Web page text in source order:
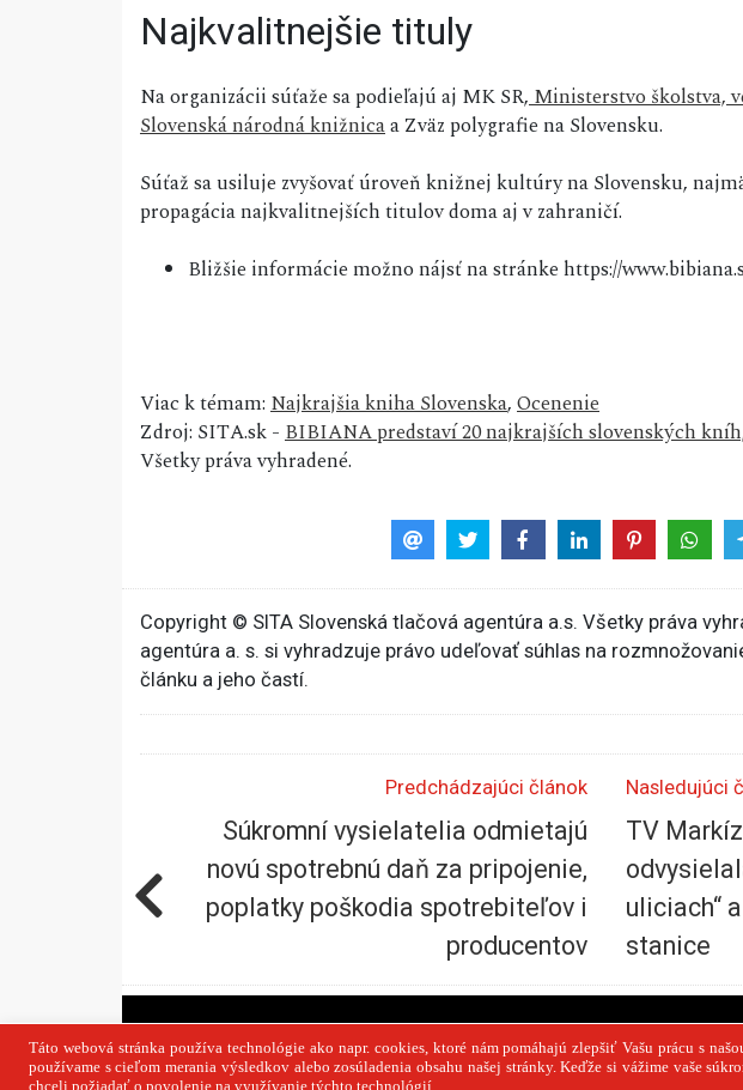
Najkvalitnejšie tituly
Na organizácii súťaže sa podieľajú aj MK SR,Ministerstvo školstva,
Slovenská národná knižnicaa Zväz polygrafie na Slovensku.
Súťaž sa usiluje zvyšovať úroveň knižnej kultúry na Slovensku,
propagácia najkvalitnejších titulov doma aj v zahraničí.
Bližšie informácie možno nájsť na stránke https://
Viac k témam:Najkrajšia kniha Slovenska,Ocenenie
Zdroj: SITA.sk -BIBIANA predstaví 20 najkrajších slovenských
Všetky práva vyhradené.
Copyright © SITA Slovenská tlačová agentúra a.s. Všetky práva
agentúra a. s. si vyhradzuje právo udeľovať súhlas na
článku a jeho častí.
Predchádzajúci článok
Súkromní vysielatelia odmietajú
novú spotrebnú daň za pripojenie,
poplatky poškodia spotrebiteľov i
producentov
Nasledujúci
TV
uliciach“
stanice
PR článok